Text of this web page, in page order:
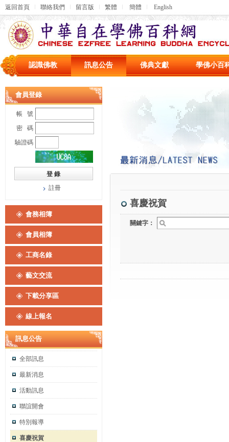
返回首頁 聯絡我們 留言版 繁體 簡體 English
認識佛教 訊息公告 佛典文獻 學佛小百
會員登錄
帳 號
密 碼
驗證碼
註冊
會務相簿
會員相簿
工商名錄
藝文交流
下載分享區
線上報名
訊息公告
全部訊息
最新消息
活動訊息
聯誼開會
特別報導
喜慶祝賀
喜慶祝賀
關鍵字：